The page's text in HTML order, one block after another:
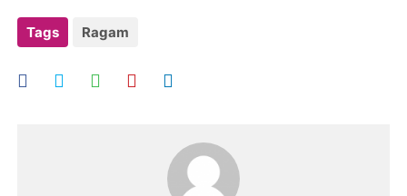
Tags Ragam